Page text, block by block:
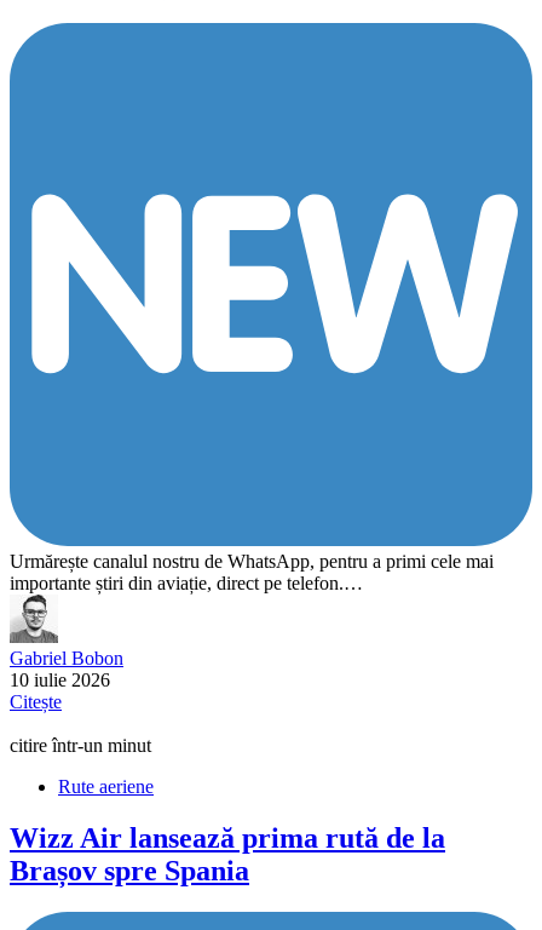
Urmărește canalul nostru de WhatsApp, pentru a primi cele mai
importante știri din aviație, direct pe telefon.…
Gabriel Bobon
10 iulie 2026
Citește
citire într-un minut
Rute aeriene
Wizz Air lansează prima rută de la
Brașov spre Spania